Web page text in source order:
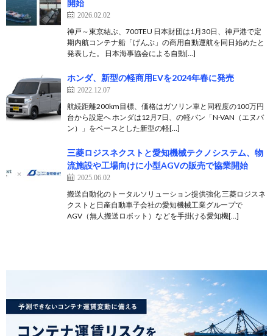
開始
2026.02.02
神戸～東京結ぶ、700TEU 日本財団は1月30日、神戸港で定
期内航コンテナ船「げんぶ」の商用自動運航を同日始めたと
発表した。 日本海事協会による自動[…]
ホンダ、新型の軽商用EVを2024年春に発売
2022.12.07
航続距離200km目標、価格はガソリン車と同程度の100万円
台から設定へ ホンダは12月7日、の軽バン「N-VAN（エヌバ
ン）」をベースとした新型の軽[…]
三菱ロジスネクストと愛知機械テクノシステム、物
流施設や工場向けに小型AGVの販売で協業開始
2025.06.02
搬送自動化のトータルソリューション提供強化 三菱ロジスネ
クストと日産自動車子会社の愛知機械工業グループで
AGV（無人搬送ロボット）などを手掛ける愛知機[…]